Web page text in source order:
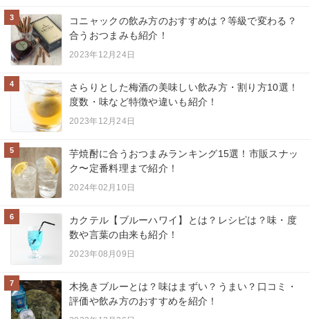
3
コニャックの飲み方のおすすめは？等級で変わる？
合うおつまみも紹介！
2023年12月24日
4
さらりとした梅酒の美味しい飲み方・割り方10選！
度数・味など特徴や違いも紹介！
2023年12月24日
5
芋焼酎に合うおつまみランキング15選！市販スナッ
ク〜定番料理まで紹介！
2024年02月10日
6
カクテル【ブルーハワイ】とは？レシピは？味・度
数や言葉の由来も紹介！
2023年08月09日
7
木挽きブルーとは？味はまずい？うまい？口コミ・
評価や飲み方のおすすめを紹介！